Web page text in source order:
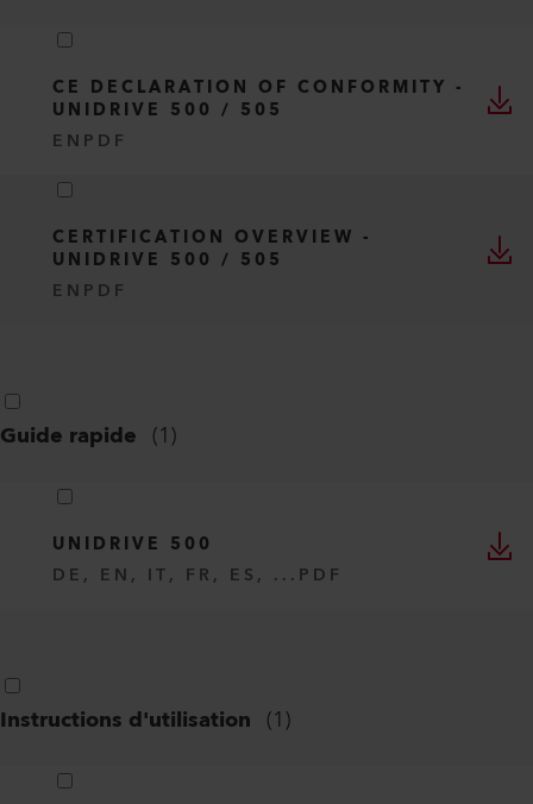
CE DECLARATION OF CONFORMITY -
UNIDRIVE 500 / 505
EN PDF
CERTIFICATION OVERVIEW -
UNIDRIVE 500 / 505
EN PDF
Guide rapide (1)
UNIDRIVE 500
DE, EN, IT, FR, ES, ... PDF
Instructions d'utilisation (1)